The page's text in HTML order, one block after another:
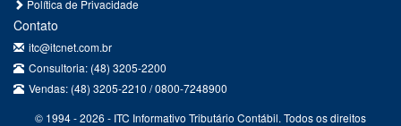
Política de Privacidade
Contato
itc@itcnet.com.br
Consultoria: (48) 3205-2200
Vendas: (48) 3205-2210 / 0800-7248900
© 1994 - 2026 - ITC Informativo Tributário Contábil. Todos os direitos